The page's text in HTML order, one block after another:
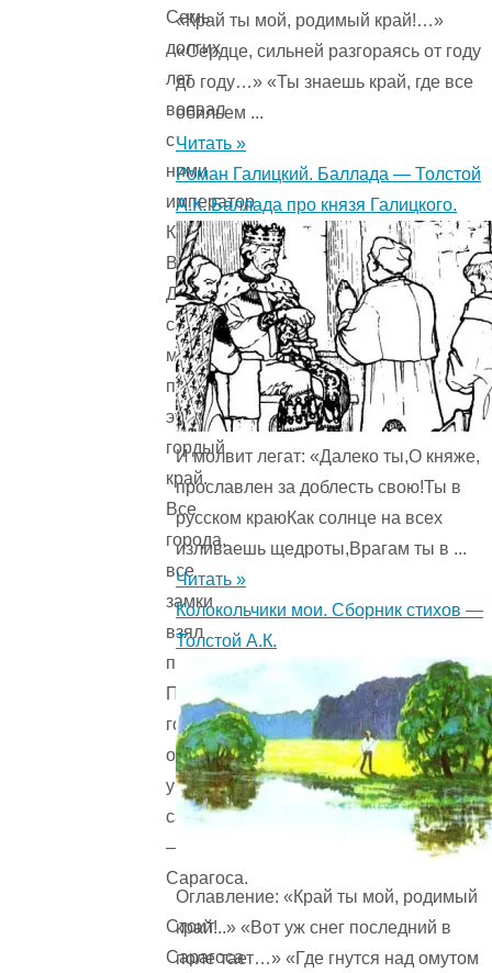
Семь
долгих
лет
воевал
с
ними
император
Карл
Великий.
До
самого
моря
покорил
этот
гордый
край.
Все
города,
все
замки
взял
приступом.
Последний
город
остался
у
сарацин
—
Сарагоса.
Стоит
Сарагоса
«Край ты мой, родимый край!…»
«Сердце, сильней разгораясь от году
до году…» «Ты знаешь край, где все
обильем ...
Читать »
Роман Галицкий. Баллада — Толстой
А.К. Баллада про князя Галицкого.
И молвит легат: «Далеко ты,О княже,
прославлен за доблесть свою!Ты в
русском краюКак солнце на всех
изливаешь щедроты,Врагам ты в ...
Читать »
Колокольчики мои. Сборник стихов —
Толстой А.К.
Оглавление: «Край ты мой, родимый
край!..» «Вот уж снег последний в
поле тает…» «Где гнутся над омутом